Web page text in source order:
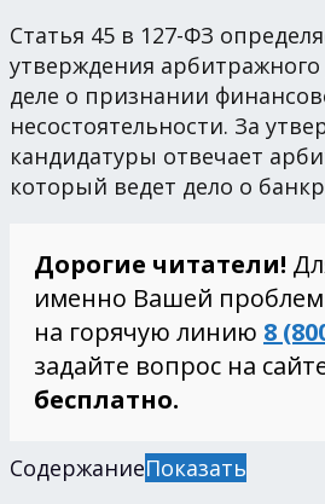
Статья 45 в 127-ФЗ
утверждения
деле о признании
несостоятельности. За
кандидатуры отвечает
который ведет дело о
Дорогие читатели!
именно Вашей
на горячую линию 8
задайте вопрос на
бесплатно.
СодержаниеПоказать